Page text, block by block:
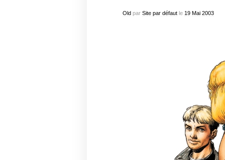
Oldpar Site par défautle 19 Mai 2003